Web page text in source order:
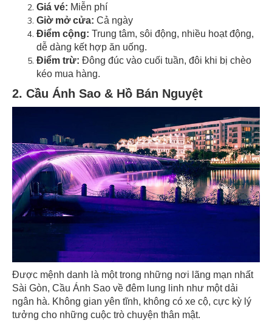
Giá vé: Miễn phí
Giờ mở cửa: Cả ngày
Điểm cộng: Trung tâm, sôi động, nhiều hoạt động,
dễ dàng kết hợp ăn uống.
Điểm trừ: Đông đúc vào cuối tuần, đôi khi bị chèo
kéo mua hàng.
2. Cầu Ánh Sao & Hồ Bán Nguyệt
Được mệnh danh là một trong những nơi lãng mạn nhất
Sài Gòn, Cầu Ánh Sao về đêm lung linh như một dải
ngân hà. Không gian yên tĩnh, không có xe cộ, cực kỳ lý
tưởng cho những cuộc trò chuyện thân mật.